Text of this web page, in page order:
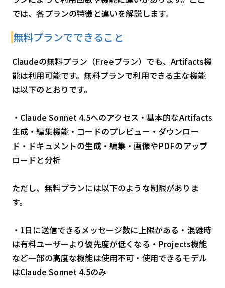
では、各プランの特徴と違いを解説します。
無料プランでできること
Claudeの無料プラン（Freeプラン）でも、Artifacts機
能は利用可能です。無料プランで利用できる主な機能
は以下のとおりです。
・Claude Sonnet 4.5へのアクセス・基本的なArtifacts
生成・編集機能・コードのプレビュー・ダウンロー
ド・ドキュメントの生成・編集・画像やPDFのアップ
ロードと分析
ただし、無料プランには以下のような制限がありま
す。
・1日に送信できるメッセージ数に上限がある・混雑時
は有料ユーザーより優先度が低くなる・Projects機能
など一部の高度な機能は使用不可・使用できるモデル
はClaude Sonnet 4.5のみ